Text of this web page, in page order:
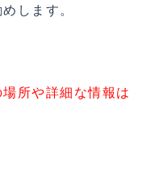
します。
所や詳細な情報は